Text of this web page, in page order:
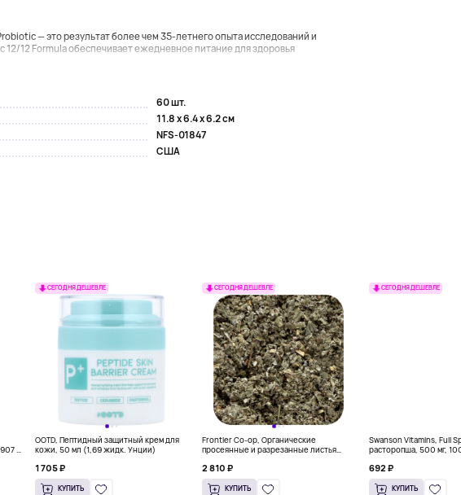
— это результат более чем 35-летнего опыта исследований и
12/12 Formula обеспечивает ежедневное питание для здоровья
60 шт.
11.8 x 6.4 x 6.2 см
NFS-01847
США
г
СЕГОДНЯ ДЕШЕВЛЕ
OOTD, Пептидный защитный крем для
кожи, 50 мл (1,69 жидк. Унции)
1 705 ₽
КУПИТЬ
СЕГОДНЯ ДЕШЕВЛЕ
Frontier Co-op, Органические
просеянные и разрезанные листья
2 810 ₽
КУПИТЬ
СЕГОДНЯ ДЕШЕВЛЕ
Swanson Vitamins, Full
расторопша, 500 мг,
692 ₽
КУПИТЬ